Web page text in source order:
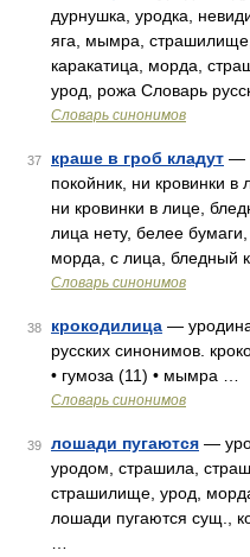
дурнушка, уродка,
яга, мымра,
каракатица, морда,
урод, рожа Словарь
Словарь синонимов
37 краше в гроб кладут —
покойник, ни кровинки в
ни кровинки в лице,
лица нету, белее
морда, с лица, бледный
Словарь синонимов
38 крокодилица —
русских синонимов.
• гумоза (11) • мымра …
Словарь синонимов
39 лошади пугаются —
уродом, страшила,
страшилище, урод,
лошади пугаются сущ.,